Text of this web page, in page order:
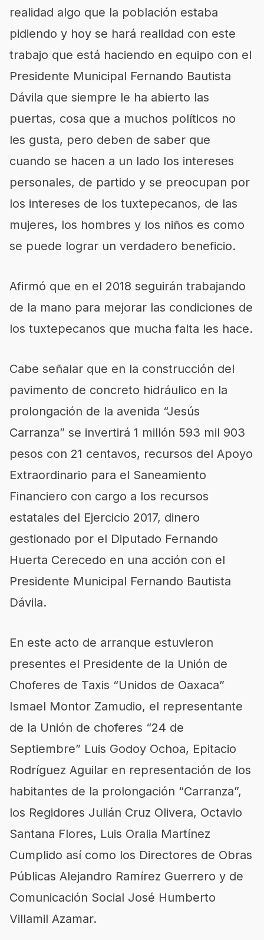
realidad algo que la población estaba
pidiendo y hoy se hará realidad con este
trabajo que está haciendo en equipo con el
Presidente Municipal Fernando Bautista
Dávila que siempre le ha abierto las
puertas, cosa que a muchos políticos no
les gusta, pero deben de saber que
cuando se hacen a un lado los intereses
personales, de partido y se preocupan por
los intereses de los tuxtepecanos, de las
mujeres, los hombres y los niños es como
se puede lograr un verdadero beneficio.
Afirmó que en el 2018 seguirán trabajando
de la mano para mejorar las condiciones de
los tuxtepecanos que mucha falta les hace.
Cabe señalar que en la construcción del
pavimento de concreto hidráulico en la
prolongación de la avenida “Jesús
Carranza” se invertirá 1 millón 593 mil 903
pesos con 21 centavos, recursos del Apoyo
Extraordinario para el Saneamiento
Financiero con cargo a los recursos
estatales del Ejercicio 2017, dinero
gestionado por el Diputado Fernando
Huerta Cerecedo en una acción con el
Presidente Municipal Fernando Bautista
Dávila.
En este acto de arranque estuvieron
presentes el Presidente de la Unión de
Choferes de Taxis “Unidos de Oaxaca”
Ismael Montor Zamudio, el representante
de la Unión de choferes “24 de
Septiembre” Luis Godoy Ochoa, Epitacio
Rodríguez Aguilar en representación de los
habitantes de la prolongación “Carranza”,
los Regidores Julián Cruz Olivera, Octavio
Santana Flores, Luis Oralia Martínez
Cumplido así como los Directores de Obras
Públicas Alejandro Ramírez Guerrero y de
Comunicación Social José Humberto
Villamil Azamar.